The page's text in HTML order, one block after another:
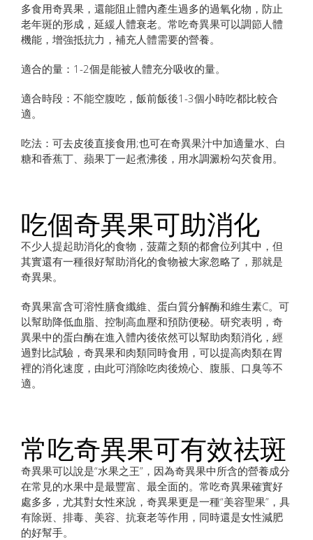
多食用奇異果，還能阻止體內產生過多的過氧化物，防止
老年斑的形成，延緩人體衰老。常吃奇異果可以調節人體
機能，增強抵抗力，補充人體需要的營養。
適合的量：1-2個是能被人體充分吸收的量。
適合時段：不能空腹吃，飯前飯後1-3個小時吃都比較合
適。
吃法：可去皮後直接食用;也可在奇異果汁中加適量水、白
糖和香蕉丁、蘋果丁一起煮沸後，用水調澱粉勾芡食用。
吃個奇異果可助消化
不少人提起助消化的食物，菠蘿之類的都會位列其中，但
其實還有一種很好幫助消化的食物被大家忽略了，那就是
奇異果。
奇異果富含可溶性膳食纖維、蛋白質分解酶和維生素C。可
以幫助降低血脂、控制高血壓和預防便秘。研究表明，奇
異果中的蛋白酶在進入體內後依然可以幫助肉類消化，經
過對比試驗，奇異果和肉類同時食用，可以提高肉類在胃
裡的消化速度，由​​此可消除吃肉後燒心、腹脹、口臭等不
適。
常吃奇異果可有效祛斑
奇異果可以說是“水果之王”，因為奇異果中所含的營養成分
在常見的水果中是最豐富、最全面的。常吃奇異果確實好
處多多，尤其對女性來說，奇異果更是一種“美容聖果”，具
有除斑、排毒、美容、抗衰老等作用，同時還是女性減肥
的好幫手。